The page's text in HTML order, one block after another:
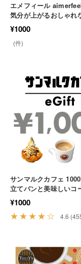
エメフィール
気分が上がるおしゃれ
ェリーをお得にゲット
ファッション 贅沢
¥1000
(件)
サンマルクカフェ
立てパンと美味しいコ
ホッと一息つく贅沢 カ
チ 休憩
¥1000
★★★★☆ 4.6